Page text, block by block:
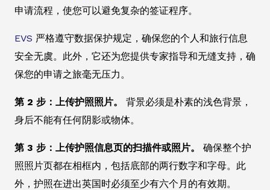
申请流程，使您可以避免复杂的签证程序。
EVS 严格遵守数据保护规定，确保您的个人和旅行信息
安全无虞。此外，它还为您提供专家指导和无缝支持，确
保您的申请之旅毫无压力。
第 2 步：上传护照照片。 背景必须是朴素的浅色背景，
身后不能有任何阴影或物体。
第 3 步：上传护照信息页的扫描件或照片。
确保整个护
照照片页都在相框内，包括底部的两行数字和字母。此
外，护照在进出英国时必须至少有六个月的有效期。